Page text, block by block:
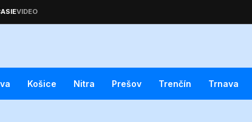
Košice Nitra Prešov Trenčín Trnava